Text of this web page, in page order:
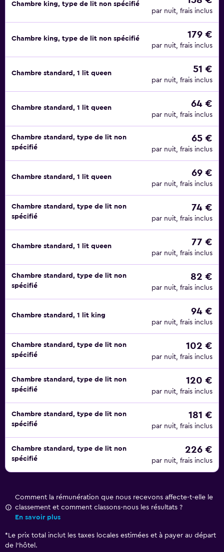
Chambre king, type de lit non spécifié
par nuit, frais inclus
Chambre king, type de lit non spécifié 179 €
par nuit, frais inclus
Chambre standard, 1 lit queen 51 €
par nuit, frais inclus
Chambre standard, 1 lit queen 64 €
par nuit, frais inclus
Chambre standard, type de lit non
spécifié
65 €
par nuit, frais inclus
Chambre standard, 1 lit queen 69 €
par nuit, frais inclus
Chambre standard, type de lit non
spécifié
74 €
par nuit, frais inclus
Chambre standard, 1 lit queen 77 €
par nuit, frais inclus
Chambre standard, type de lit non
spécifié
82 €
par nuit, frais inclus
Chambre standard, 1 lit king 94 €
par nuit, frais inclus
Chambre standard, type de lit non
spécifié
102 €
par nuit, frais inclus
Chambre standard, type de lit non
spécifié
120 €
par nuit, frais inclus
Chambre standard, type de lit non
spécifié
181 €
par nuit, frais inclus
Chambre standard, type de lit non
spécifié
226 €
par nuit, frais inclus
Comment la rémunération que nous recevons affecte-t-elle le
classement et comment classons-nous les résultats ?
En savoir plus
* Le prix total inclut les taxes locales estimées et à payer au départ
de l’hôtel.